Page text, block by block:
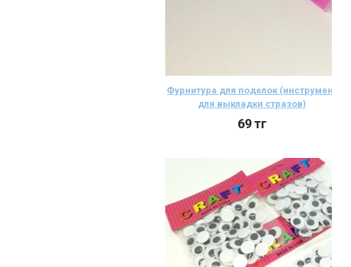
Фурнитура для поделок (инструмент
для выкладки стразов)
69тг